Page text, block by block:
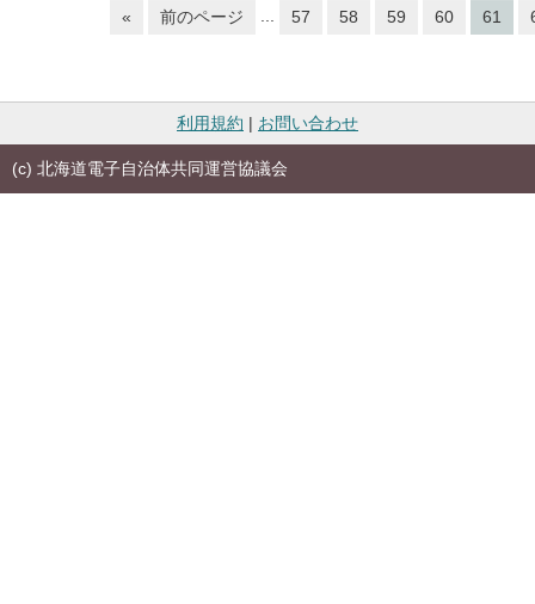
« 前のページ ... 57 58 59 60 61
利用規約 | お問い合わせ
(c) 北海道電子自治体共同運営協議会